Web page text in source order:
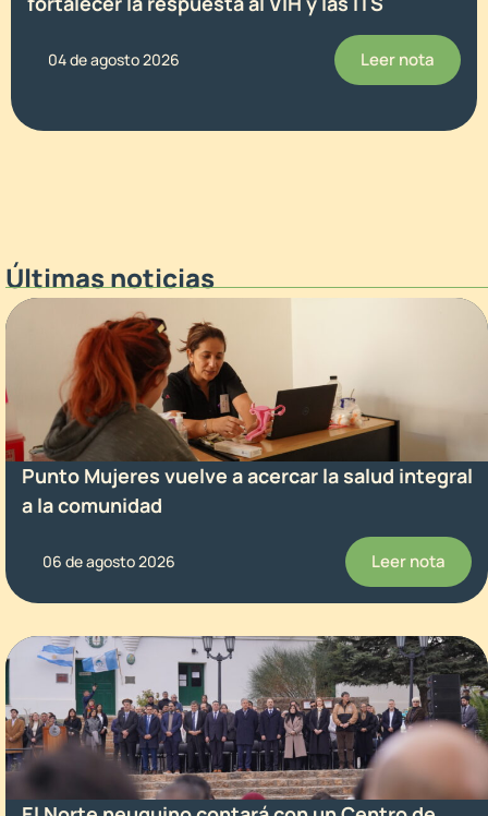
04 de agosto 2026 Leer nota
Últimas noticias
Punto Mujeres vuelve a acercar la salud integral
a la comunidad
06 de agosto 2026 Leer nota